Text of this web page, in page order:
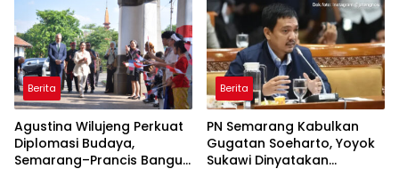
Berita
Agustina Wilujeng Perkuat
Diplomasi Budaya,
Semarang–Prancis Bangun
Berita
PN Semarang Kabulkan
Gugatan Soeharto, Yoyok
Sukawi Dinyatakan